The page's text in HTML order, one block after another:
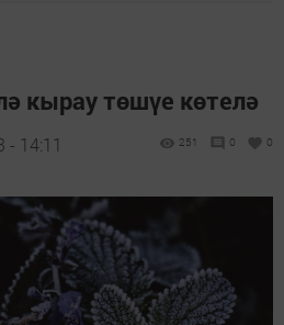
кырау төшүе көтелә
- 14:11 251 0 0